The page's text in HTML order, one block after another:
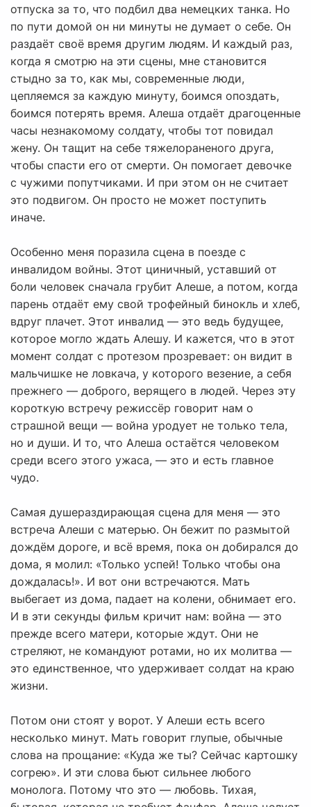
отпуска за то, что подбил два немецких танка. Но
по пути домой он ни минуты не думает о себе. Он
раздаёт своё время другим людям. И каждый раз,
когда я смотрю на эти сцены, мне становится
стыдно за то, как мы, современные люди,
цепляемся за каждую минуту, боимся опоздать,
боимся потерять время. Алеша отдаёт драгоценные
часы незнакомому солдату, чтобы тот повидал
жену. Он тащит на себе тяжелораненого друга,
чтобы спасти его от смерти. Он помогает девочке
с чужими попутчиками. И при этом он не считает
это подвигом. Он просто не может поступить
иначе.
Особенно меня поразила сцена в поезде с
инвалидом войны. Этот циничный, уставший от
боли человек сначала грубит Алеше, а потом, когда
парень отдаёт ему свой трофейный бинокль и хлеб,
вдруг плачет. Этот инвалид — это ведь будущее,
которое могло ждать Алешу. И кажется, что в этот
момент солдат с протезом прозревает: он видит в
мальчишке не ловкача, у которого везение, а себя
прежнего — доброго, верящего в людей. Через эту
короткую встречу режиссёр говорит нам о
страшной вещи — война уродует не только тела,
но и души. И то, что Алеша остаётся человеком
среди всего этого ужаса, — это и есть главное
чудо.
Самая душераздирающая сцена для меня — это
встреча Алеши с матерью. Он бежит по размытой
дождём дороге, и всё время, пока он добирался до
дома, я молил: «Только успей! Только чтобы она
дождалась!». И вот они встречаются. Мать
выбегает из дома, падает на колени, обнимает его.
И в эти секунды фильм кричит нам: война — это
прежде всего матери, которые ждут. Они не
стреляют, не командуют ротами, но их молитва —
это единственное, что удерживает солдат на краю
жизни.
Потом они стоят у ворот. У Алеши есть всего
несколько минут. Мать говорит глупые, обычные
слова на прощание: «Куда же ты? Сейчас картошку
согрею». И эти слова бьют сильнее любого
монолога. Потому что это — любовь. Тихая,